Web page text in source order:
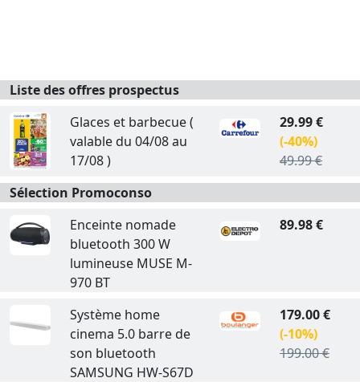
Liste des offres prospectus
Glaces et barbecue (
valable du 04/08 au
17/08 )
29.99 €
(-40%)
49.99 €
Sélection Promoconso
Enceinte nomade
bluetooth 300 W
lumineuse MUSE M-
970 BT
89.98 €
Système home
cinema 5.0 barre de
son bluetooth
SAMSUNG HW-S67D
179.00 €
(-10%)
199.00 €